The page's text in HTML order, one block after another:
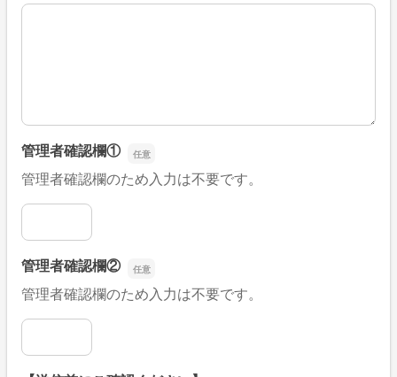
■そのほか、病院なびの改善すべき点や要望などがござい
管理者確認欄①
管理者確認欄のため入力は不要です。
管理者確認欄①
管理者確認欄②
管理者確認欄のため入力は不要です。
管理者確認欄②